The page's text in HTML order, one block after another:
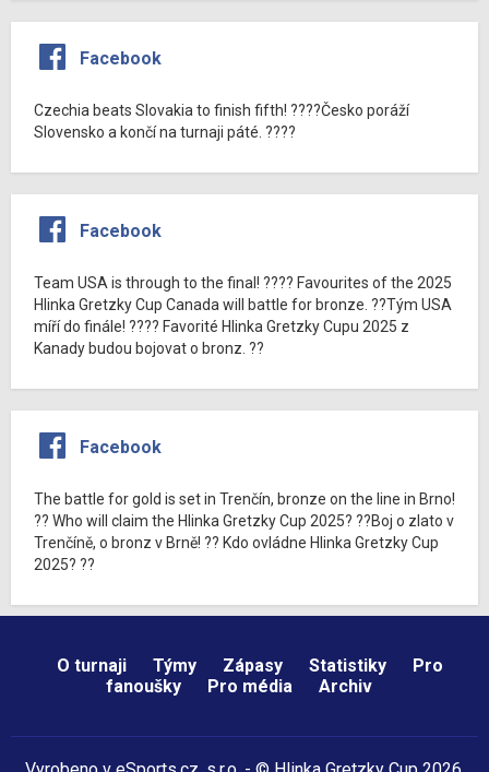
Facebook
Czechia beats Slovakia to finish fifth! ????Česko poráží
Slovensko a končí na turnaji páté. ????
Facebook
Team USA is through to the final! ???? Favourites of the 2025
Hlinka Gretzky Cup Canada will battle for bronze. ??Tým USA
míří do finále! ???? Favorité Hlinka Gretzky Cupu 2025 z
Kanady budou bojovat o bronz. ??
Facebook
The battle for gold is set in Trenčín, bronze on the line in Brno!
?? Who will claim the Hlinka Gretzky Cup 2025? ??Boj o zlato v
Trenčíně, o bronz v Brně! ?? Kdo ovládne Hlinka Gretzky Cup
2025? ??
O turnaji Týmy Zápasy Statistiky
Pro
fanoušky
Pro média Archiv